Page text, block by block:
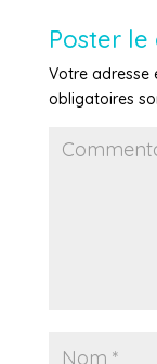
Poster
Votre adresse
obligatoires